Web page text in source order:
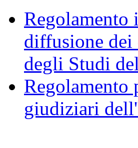
Regolamento
diffusione dei
degli Studi
Regolamento
giudiziari